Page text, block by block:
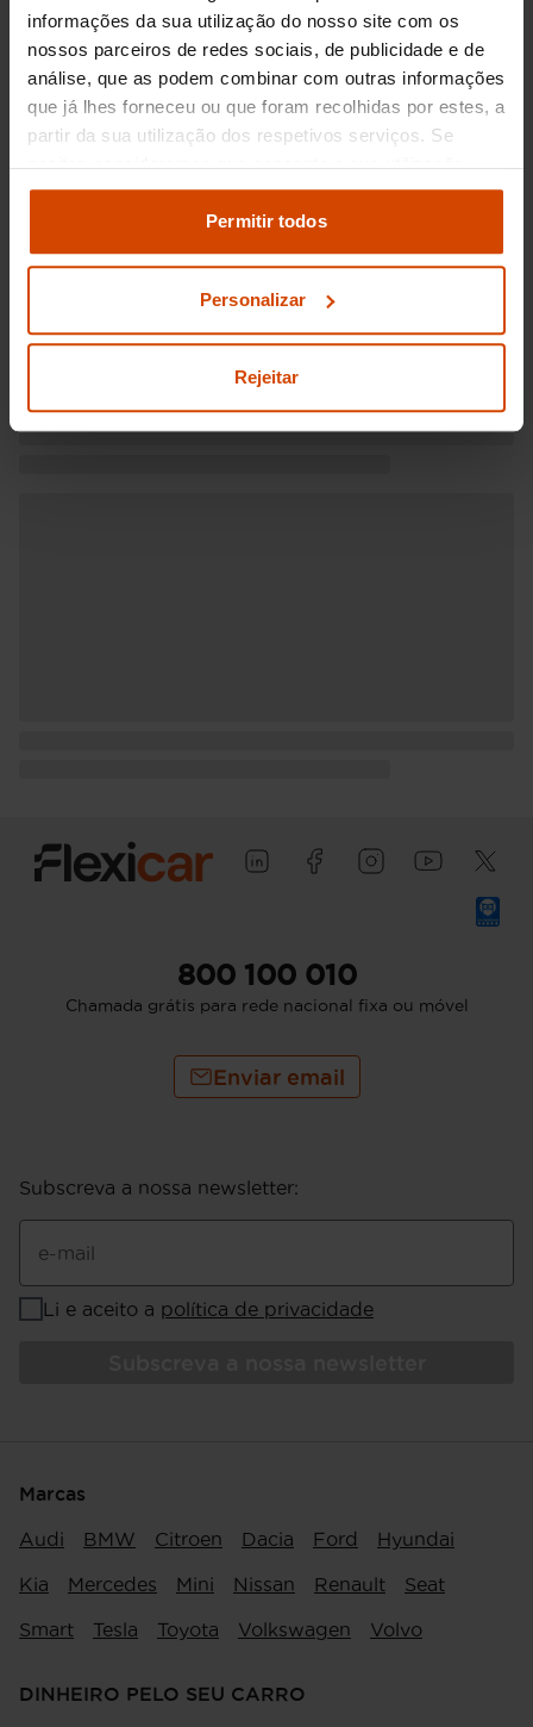
informações da sua utilização do nosso site com os
nossos parceiros de redes sociais, de publicidade e de
análise, que as podem combinar com outras informações
que já lhes forneceu ou que foram recolhidas por estes, a
partir da sua utilização dos respetivos serviços. Se
aceitar, consideramos que consente a sua utilização.
Pode modificar as suas opções de consentimento e
definições de cookies
definições e saber mais na nossapolítica de
Permitir todos
Personalizar
Rejeitar
800 100 010
Chamada grátis para rede nacional fixa ou móvel
Enviar email
Subscreva a nossa newsletter:
e-mail
Li e aceito a política de privacidade
Marcas
Audi BMW Citroen Dacia Ford Hyundai
Kia Mercedes Mini Nissan Renault Seat
Smart Tesla Toyota Volkswagen Volvo
DINHEIRO PELO SEU CARRO